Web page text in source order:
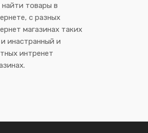
найти товары в
с разных
магазинах таких
и инастранный и
интренет